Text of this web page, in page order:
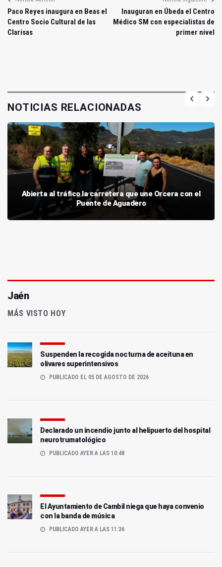
Paco Reyes inaugura en Beas el
Centro Socio Cultural de las
Clarisas
Inauguran en Úbeda el Centro
Médico SM con especialistas de
primer nivel
NOTICIAS RELACIONADAS
Abierta al tráfico la carretera que une Orcera con el
Puente de Aguadero
Jaén
MÁS VISTO HOY
Suspenden la recogida nocturna de aceituna en
olivares superintensivos
PUBLICADO EL 05 DE AGOSTO DE 2026
Declarado un incendio junto al helipuerto del hospital
neurotrumatológico
PUBLICADO AYER A LAS 10:48
El Ayuntamiento de Cambil niega que haya convenio
con la banda de música
PUBLICADO AYER A LAS 11:36